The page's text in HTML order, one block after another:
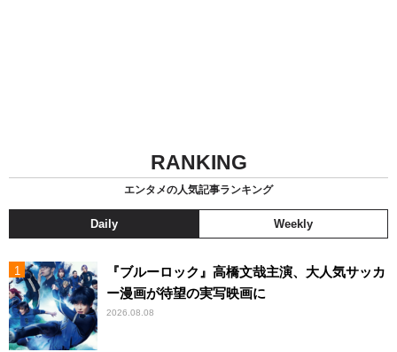
RANKING
エンタメの人気記事ランキング
Daily Weekly
『ブルーロック』高橋文哉主演、大人気サッカ
ー漫画が待望の実写映画に
2026.08.08